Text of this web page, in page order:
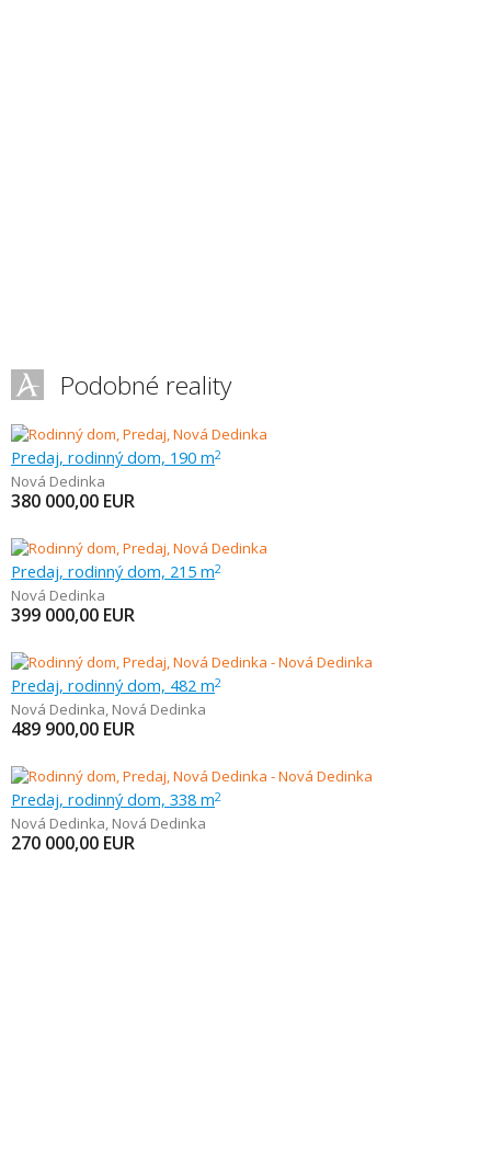
Podobné reality
Predaj, rodinný dom, 190 m2
Nová Dedinka
380 000,00 EUR
Predaj, rodinný dom, 215 m2
Nová Dedinka
399 000,00 EUR
Predaj, rodinný dom, 482 m2
Nová Dedinka, Nová Dedinka
489 900,00 EUR
Predaj, rodinný dom, 338 m2
Nová Dedinka, Nová Dedinka
270 000,00 EUR